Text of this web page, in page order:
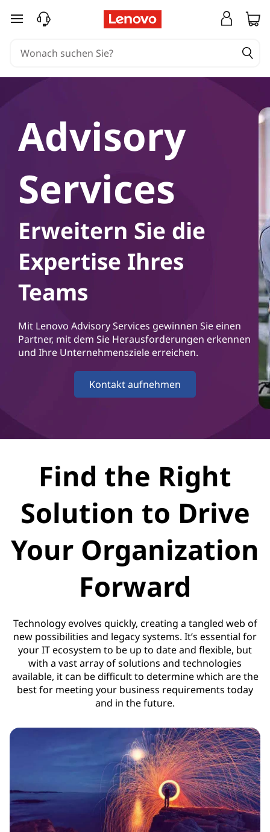
Azum Hauptinhalt springen
Advisory
Services
Erweitern Sie die
Expertise Ihres
Teams
Mit Lenovo Advisory Services gewinnen Sie einen
Partner, mit dem Sie Herausforderungen erkennen
und Ihre Unternehmensziele erreichen.
Kontakt aufnehmen
Find the Right
Solution to Drive
Your Organization
Forward
Technology evolves quickly, creating a tangled web of
new possibilities and legacy systems. It’s essential for
your IT ecosystem to be up to date and flexible, but
with a vast array of solutions and technologies
available, it can be difficult to determine which are the
best for meeting your business requirements today
and in the future.